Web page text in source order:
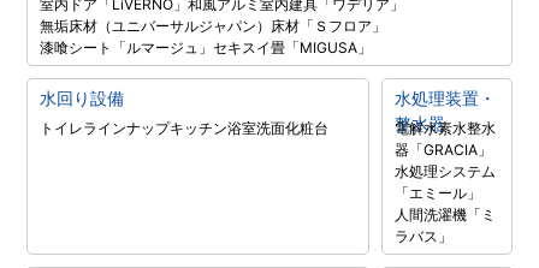
室内ドア「LiVERNO」和風アルミ室内建具「ワデリア」
無垢床材（ユニバーサルジャパン） 床材「Ｓフロア」
漆喰シート「ルマージュ」セキスイ畳「MIGUSA」
水回り設備
トイレラインナップキッチン浴室洗面化粧台
水処理装置・
整水器
電解水素水整水
器「GRACIA」
水処理システム
「エミール」
人間洗濯機「ミ
ラバス」